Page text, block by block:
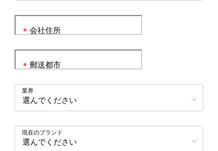
会社住所
*
郵送都市
*
業界
現在のブランド